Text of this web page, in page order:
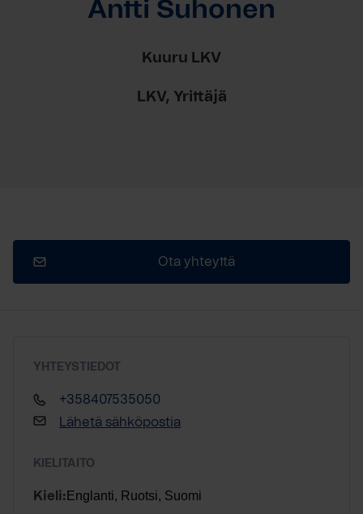
Antti Suhonen
Kuuru LKV
LKV, Yrittäjä
Ota yhteyttä
YHTEYSTIEDOT
+358407535050
Lähetä sähköpostia
KIELITAITO
Kieli: Englanti, Ruotsi, Suomi